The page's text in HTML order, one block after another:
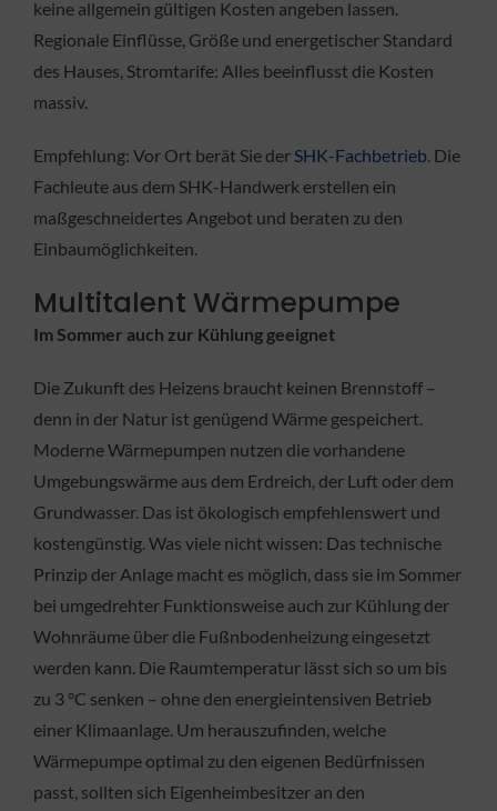
keine allgemein gültigen Kosten angeben lassen.
Regionale Einflüsse, Größe und energetischer Standard
des Hauses, Stromtarife: Alles beeinflusst die Kosten
massiv.
Empfehlung: Vor Ort berät Sie derSHK-Fachbetrieb. Die
Fachleute aus dem SHK-Handwerk erstellen ein
maßgeschneidertes Angebot und beraten zu den
Einbaumöglichkeiten.
Multitalent Wärmepumpe
Im Sommer auch zur Kühlung geeignet
Die Zukunft des Heizens braucht keinen Brennstoff –
denn in der Natur ist genügend Wärme gespeichert.
Moderne Wärmepumpen nutzen die vorhandene
Umgebungswärme aus dem Erdreich, der Luft oder dem
Grundwasser. Das ist ökologisch empfehlenswert und
kostengünstig. Was viele nicht wissen: Das technische
Prinzip der Anlage macht es möglich, dass sie im Sommer
bei umgedrehter Funktionsweise auch zur Kühlung der
Wohnräume über die Fußnbodenheizung eingesetzt
werden kann. Die Raumtemperatur lässt sich so um bis
zu 3 °C senken – ohne den energieintensiven Betrieb
einer Klimaanlage. Um herauszufinden, welche
Wärmepumpe optimal zu den eigenen Bedürfnissen
passt, sollten sich Eigenheimbesitzer an den